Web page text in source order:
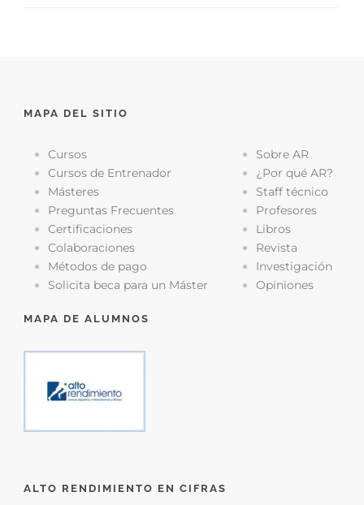
MAPA DEL SITIO
Cursos
Cursos de Entrenador
Másteres
Preguntas Frecuentes
Certificaciones
Colaboraciones
Métodos de pago
Solicita beca para un Máster
Sobre AR
¿Por qué AR?
Staff técnico
Profesores
Libros
Revista
Investigación
Opiniones
MAPA DE ALUMNOS
ALTO RENDIMIENTO EN CIFRAS